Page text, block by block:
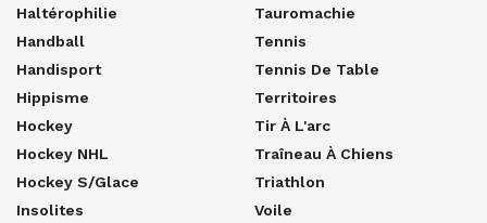
Haltérophilie
Handball
Handisport
Hippisme
Hockey
Hockey NHL
Hockey S/glace
Insolites
Tauromachie
Tennis
Tennis De Table
Territoires
Tir À L'arc
Traîneau À Chiens
Triathlon
Voile